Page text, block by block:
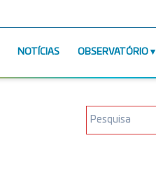
NOTÍCIAS OBSERVATÓRIO